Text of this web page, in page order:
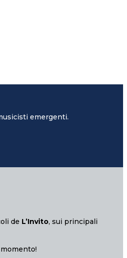
emergenti.
de L’Invito, sui principali